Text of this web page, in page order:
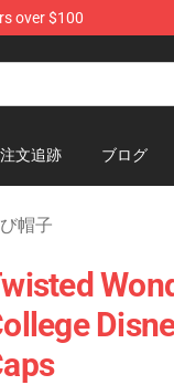
over $100
注文追跡 ブログ
帽子